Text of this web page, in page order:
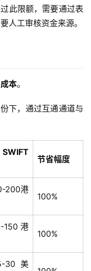
此限额，需要通过表
人工审核资金来源。
本。
下，通过互通通道与
节省幅度
200港
100%
150港
100%
30美